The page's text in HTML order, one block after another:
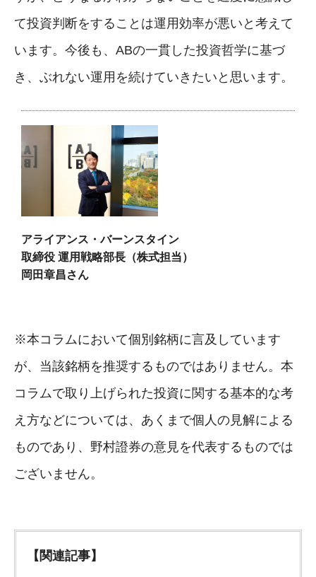
て投資判断をすることは運用効率が悪いと考えて
います。今後も、ABの一貫した投資哲学に基づ
き、ぶれない運用を続けていきたいと思います。
アライアンス・バーンスタイン
取締役 運用戦略部長（株式担当）
岡田章昌さん
※本コラムにおいて個別銘柄に言及しています
が、当該銘柄を推奨するものではありません。本
コラムで取り上げられた投資に関する基本的な考
え方などについては、あくまで個人の見解による
ものであり、野村證券の意見を代表するものでは
ございません。
【関連記事】